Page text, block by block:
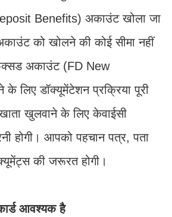
Benefits) अकाउंट खोला जा
को खोलने की कोई सीमा नहीं
अकाउंट (FD New
लिए डॉक्यूमेंटेशन प्रक्रिया पूरी
खुलवाने के लिए केवाईसी
होगी। आपको पहचान पत्र, पता
की जरूरत होगी।
आवश्यक है